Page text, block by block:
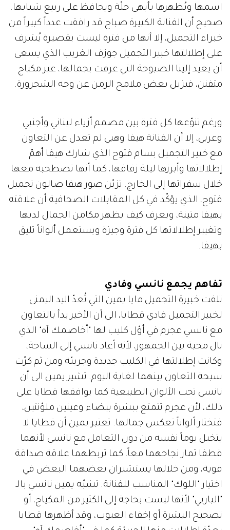
اسمها ويُظهرها بأبهى حلّة ويحافظ على ربيع شبابها.
صحيح أن الفنانة الكبيرة صباح قد رافقت عدداً كبيراً من
خبراء التجميل، إلا أنها من فترة ليست بقصيرة يُشرف
على إطلالتها خبير التجميل جوزف الغريب الذي يسعى
أن يعيد إلينا الصبوحة التي عرفت بجمالها، عبر مكياج
متفنن، فيزيل بعض ملامح الزمن عن وجه الشحرورة.
ورغم تنوّعها كل فترة بين مصمم أزياء لبناني وأجنبي
وعربي، إلا أن الفنانة هيفا وهبي لم تعدل عن التعاون
مع خبير التجميل بسام فتوح الذي شارك هيفا أهمّ
إطلالاتها وأبرزها ليلة زفافها، كما أنها تصطحبه معها
خلال سفراتها إلى الخارج. تزيّن صور هيفا صالون تجميل
فتوح، الذي يؤكّد في كل المقابلات الصحافية أن علاقته
بهيفا متينة، ويعرف كيف يظهر مكامن الجمال لديها
وتغيير إطلالاتها كل فترة وجيزة ويستعمل ألواناً تليق
بهيفا.
تفاهم يجمع نانسي وفادي
تلفت خبيرة التجميل مايا يمين التي تُعدّ اليد اليمنى
لخبير التجميل فادي قطايا، الى أن الأخير بدأ بالتعاون
مع نانسي عجرم في أوّل كليب لها "أخاصمك آه" الذي
نال محبة بين الجمهور، لأنه أعاد نانسي إلى الساحة،
وكانت إطلالتها في الكليب جديدة وجريئة ومن ثم كرّت
سبحة التعاون بينهما لغاية اليوم. تشير يمين الى أن
نانسي تحب الألوان الطبيعية كما يوافقها قطايا على
ذلك، لأن عجرم تتمتع ببشرة بيضاء وعينين ملوّنتين،
فتختار ألواناً تعكس جمالها. تعتبر يمين أن قطايا لا
يتخيل يوماً نفسه من دون التعامل مع نانسي لأنهما
قطفا ثمار نجاحهما معاً، كما تربطهما علاقة صداقة
قوية، ومن خلالها يستشيران بعضهما البعض في
اختيار "اللوك" المناسب للفنانة. تشبّه يمين نانسي بالـ
"الباربي" لأنها ليست بحاجة إلى الكثير من المكياج، أو
تصحيح البشرة أو إخفاء العيوب، وقد أظهرها قطايا